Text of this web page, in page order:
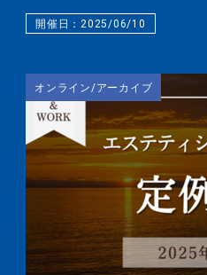
開催日：2025/06/10
オンライン/アーカイブ